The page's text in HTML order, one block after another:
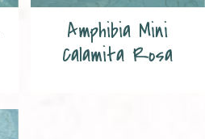
Amphibia Mini
Calamita Rosa